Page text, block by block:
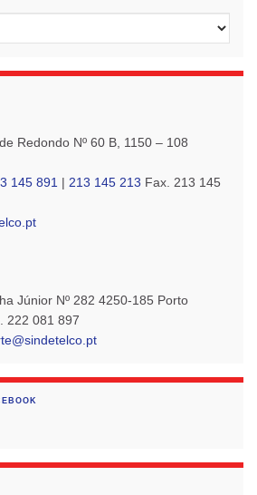
Redondo Nº 60 B, 1150 – 108
145 891 | 213 145 213 Fax. 213 145
Júnior Nº 282 4250-185 Porto
222 081 897